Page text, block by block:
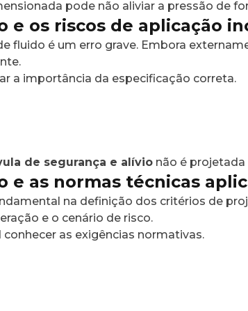
pode não aliviar a pressão de
e os riscos de aplicação
fluido é um erro grave. Embora
a importância da especificação correta.
de segurança e alívio não é
e as normas técnicas
na definição dos critérios de
e o cenário de risco.
as exigências normativas.